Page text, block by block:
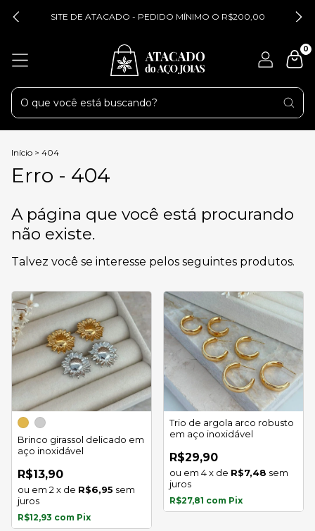
SITE DE ATACADO - PEDIDO MÍNIMO O R$200,00
0
Início > 404
Erro - 404
A página que você está procurando
não existe.
Talvez você se interesse pelos seguintes produtos.
Brinco girassol delicado em
aço inoxidável
R$13,90
2 x de R$6,95 sem
juros
R$12,93 com Pix
Trio de argola arco robusto
em aço inoxidável
R$29,90
4x de R$7,48 sem
juros
R$27,81 com Pix